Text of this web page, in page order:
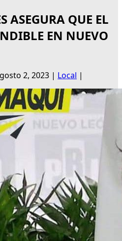
ASEGURA QUE EL
EN NUEVO
2, 2023 | Local |